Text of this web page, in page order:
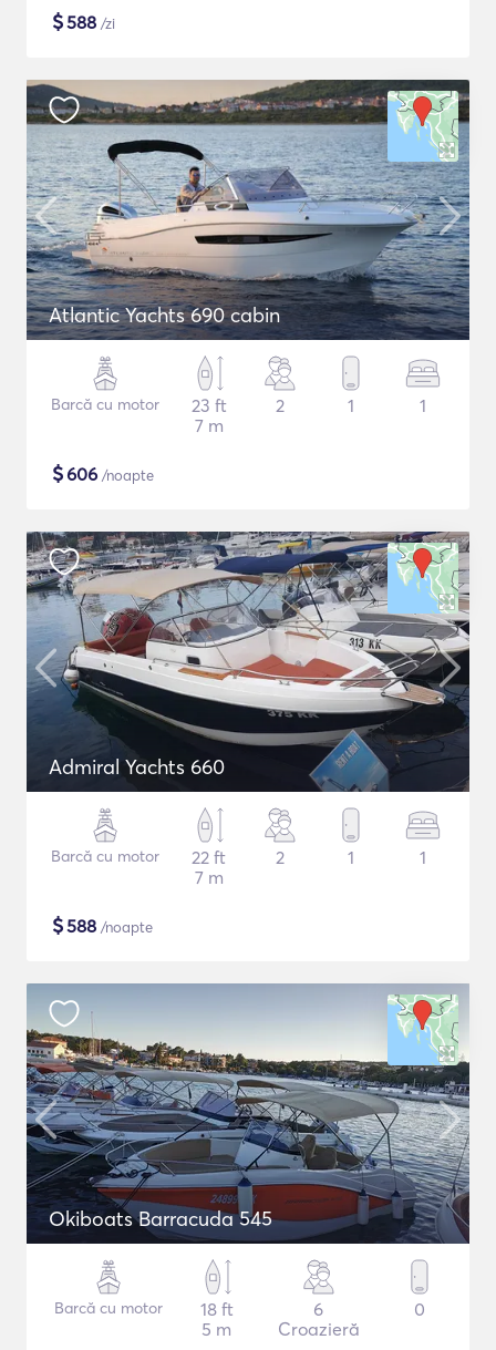
$588 /zi
Atlantic Yachts 690 cabin
Barcă cu motor
23 ft
7 m
2 1 1
$606 /noapte
Admiral Yachts 660
Barcă cu motor
22 ft
7 m
2 1 1
$588 /noapte
Okiboats Barracuda 545
Barcă cu motor
18 ft
5 m
6
Croazieră
0